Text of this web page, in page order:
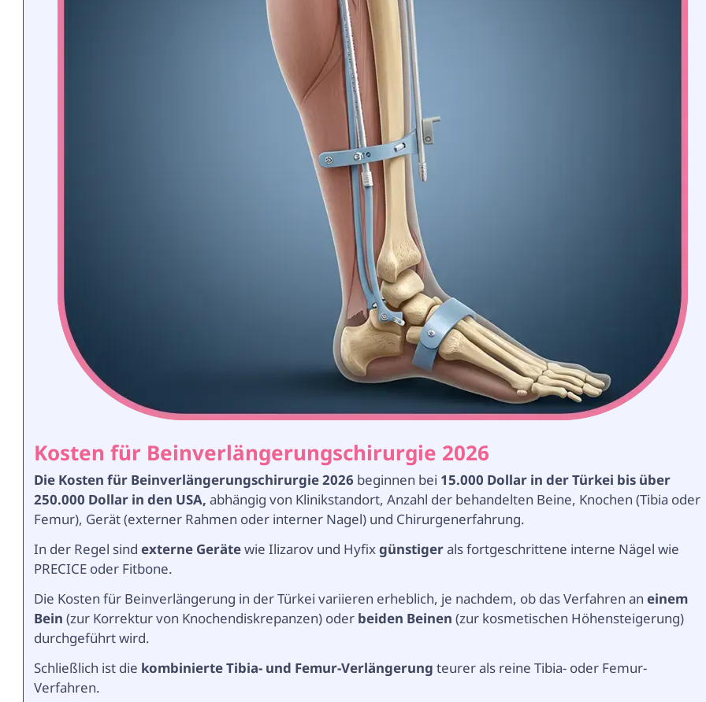
Kosten für Beinverlängerungschirurgie 2026
Die Kosten für Beinverlängerungschirurgie 2026 beginnen bei 15.000 Dollar in der Türkei bis über
250.000 Dollar in den USA,abhängig von Klinikstandort, Anzahl der behandelten Beine, Knochen (Tibia oder
Femur), Gerät (externer Rahmen oder interner Nagel) und Chirurgenerfahrung.
In der Regel sind externe Gerätewie Ilizarov und Hyfixgünstigerals fortgeschrittene interne Nägel wie
PRECICE oder Fitbone.
Die Kosten für Beinverlängerung in der Türkei variieren erheblich, je nachdem, ob das Verfahren aneinem
Bein (zur Korrektur von Knochendiskrepanzen) oder beiden Beinen(zur kosmetischen Höhensteigerung)
durchgeführt wird.
Schließlich ist die kombinierte Tibia- und Femur-Verlängerung teurer als reine Tibia- oder Femur-
Verfahren.